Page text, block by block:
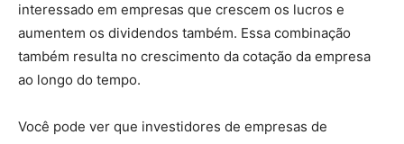
interessado em empresas que crescem os lucros e
aumentem os dividendos também. Essa combinação
também resulta no crescimento da cotação da empresa
ao longo do tempo.
Você pode ver que investidores de empresas de